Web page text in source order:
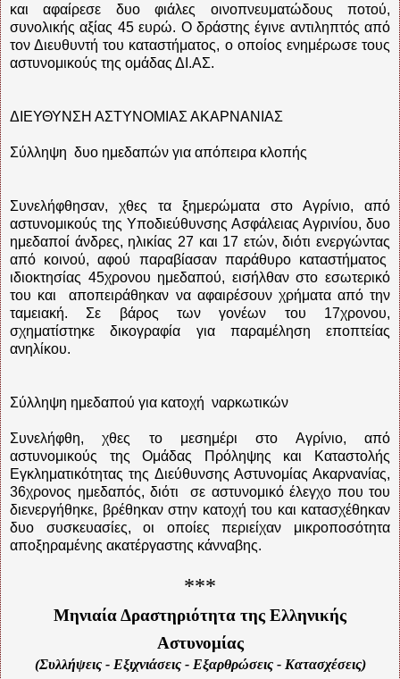
και αφαίρεσε δυο φιάλες οινοπνευματώδους ποτού,
συνολικής αξίας 45 ευρώ. Ο δράστης έγινε αντιληπτός από
τον Διευθυντή του καταστήματος, ο οποίος ενημέρωσε τους
αστυνομικούς της ομάδας ΔΙ.ΑΣ.
ΔΙΕΥΘΥΝΣΗ ΑΣΤΥΝΟΜΙΑΣ ΑΚΑΡΝΑΝΙΑΣ
Σύλληψη δυο ημεδαπών για απόπειρα κλοπής
Συνελήφθησαν, χθες τα ξημερώματα στο Αγρίνιο, από
αστυνομικούς της Υποδιεύθυνσης Ασφάλειας Αγρινίου, δυο
ημεδαποί άνδρες, ηλικίας 27 και 17 ετών, διότι ενεργώντας
από κοινού, αφού παραβίασαν παράθυρο καταστήματος
ιδιοκτησίας 45χρονου ημεδαπού, εισήλθαν στο εσωτερικό
του και αποπειράθηκαν να αφαιρέσουν χρήματα από την
ταμειακή. Σε βάρος των γονέων του 17χρονου,
σχηματίστηκε δικογραφία για παραμέληση εποπτείας
ανηλίκου.
Σύλληψη ημεδαπού για κατοχή ναρκωτικών
Συνελήφθη, χθες το μεσημέρι στο Αγρίνιο, από
αστυνομικούς της Ομάδας Πρόληψης και Καταστολής
Εγκληματικότητας της Διεύθυνσης Αστυνομίας Ακαρνανίας,
36χρονος ημεδαπός, διότι σε αστυνομικό έλεγχο που του
διενεργήθηκε, βρέθηκαν στην κατοχή του και κατασχέθηκαν
δυο συσκευασίες, οι οποίες περιείχαν μικροποσότητα
αποξηραμένης ακατέργαστης κάνναβης.
***
Μηνιαία Δραστηριότητα της Ελληνικής
Αστυνομίας
(Συλλήψεις - Εξιχνιάσεις - Εξαρθρώσεις - Κατασχέσεις)